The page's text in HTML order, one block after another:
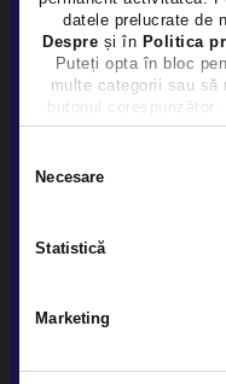
datele prelucrate de
Despre și în Politica
Puteți opta în bloc
multe categorii sau să
butonul
care sunt activate
Necesare
Statistică
Marketing
Garanție extinsă